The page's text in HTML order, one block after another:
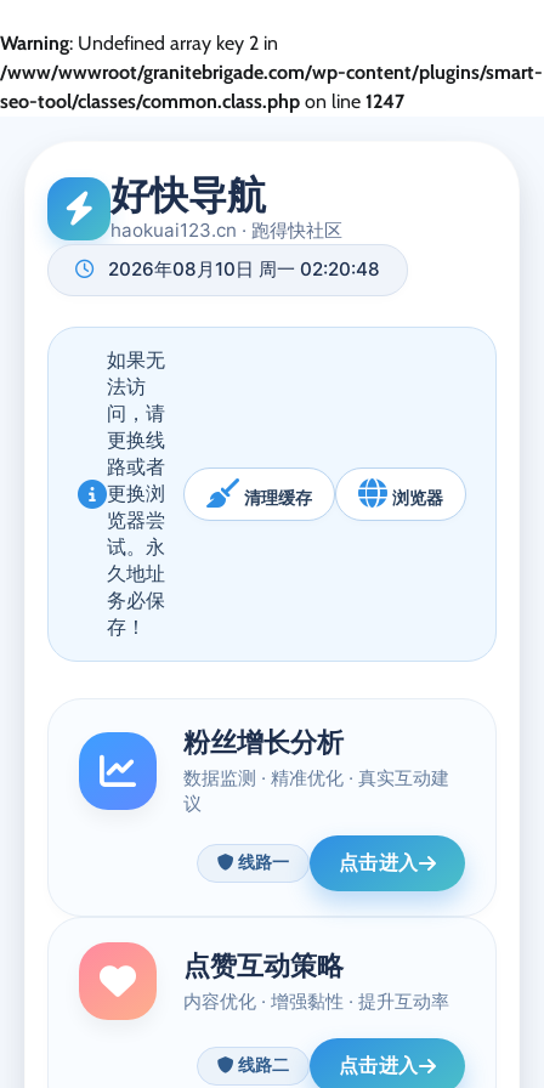
Warning: Undefined array key 2 in
/www/wwwroot/granitebrigade.com/wp-content/plugins/smart-
seo-tool/classes/common.class.php on line 1247